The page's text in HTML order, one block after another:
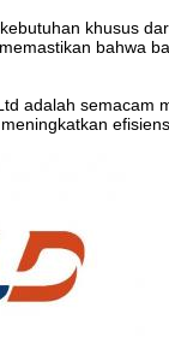
khusus
bahwa
adalah semacam